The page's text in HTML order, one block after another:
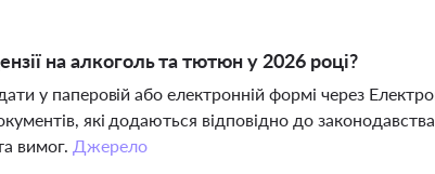
на алкоголь та тютюн у 2026 році?
у паперовій або електронній формі через
які додаються відповідно до
вимог. Джерело